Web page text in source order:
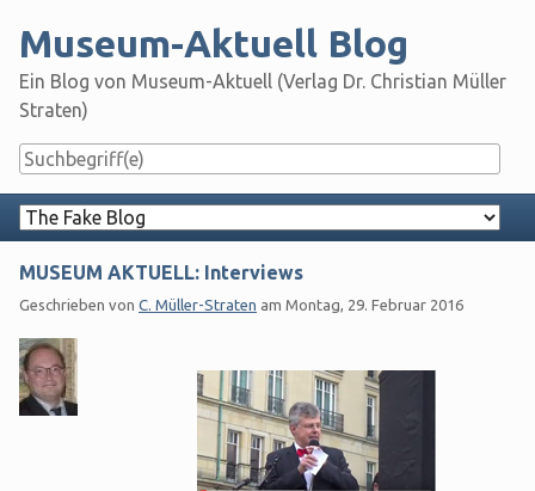
content
Museum-Aktuell Blog
Ein Blog von Museum-Aktuell (Verlag Dr. Christian Müller
Straten)
Navigation
MUSEUM AKTUELL: Interviews
Geschrieben von C. Müller-Straten am Montag, 29. Februar 2016